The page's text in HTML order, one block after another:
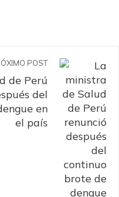
POST
de Perú
del
en
el país